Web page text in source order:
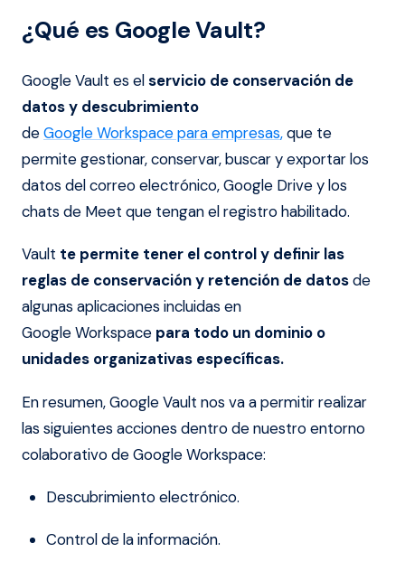
¿Qué es Google Vault?
Google Vault es elservicio de conservación de
datos y descubrimiento
deGoogle Workspace para empresas,que te
permite gestionar, conservar, buscar y exportar los
datos del correo electrónico, Google Drive y los
chats de Meet que tengan el registro habilitado.
Vault te permite tener el control y definir las
reglas de conservación y retención de datosde
algunas aplicaciones incluidas en
Google Workspace para todo un dominio o
unidades organizativas específicas.
En resumen, Google Vault nos va a permitir realizar
las siguientes acciones dentro de nuestro entorno
colaborativo de Google Workspace:
Descubrimiento electrónico.
Control de la información.